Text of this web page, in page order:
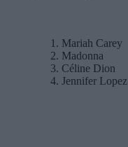
Mariah Carey
Madonna
Céline Dion
Jennifer Lopez